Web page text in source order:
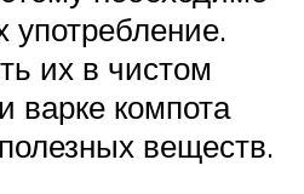
употребление.
их в чистом
варке компота
веществ.